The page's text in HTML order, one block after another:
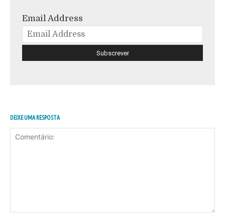
Email Address
DEIXE UMA RESPOSTA